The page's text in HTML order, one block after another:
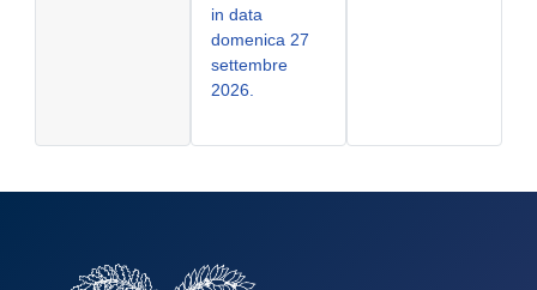
in data
domenica 27
settembre
2026.